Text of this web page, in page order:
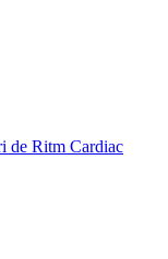
de Ritm Cardiac